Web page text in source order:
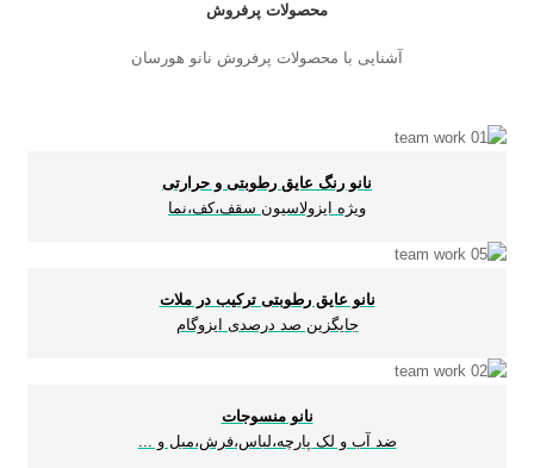
محصولات پرفروش
آشنایی با محصولات پرفروش نانو هورسان
نانو رنگ عایق رطوبتی و حرارتی
ویژه ایزولاسیون سقف،کف،نما
نانو عایق رطوبتی ترکیب در ملات
جایگزین صد درصدی ایزوگام
نانو منسوجات
ضد آب و لک پارچه،لباس،فرش،مبل و ...